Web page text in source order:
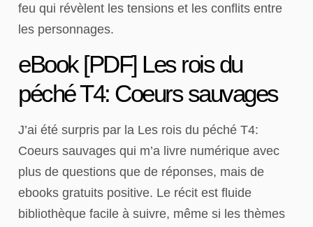
feu qui révèlent les tensions et les conflits entre
les personnages.
eBook [PDF] Les rois du
péché T4: Coeurs sauvages
J’ai été surpris par la Les rois du péché T4:
Coeurs sauvages qui m’a livre numérique avec
plus de questions que de réponses, mais de
ebooks gratuits positive. Le récit est fluide
bibliothèque facile à suivre, même si les thèmes